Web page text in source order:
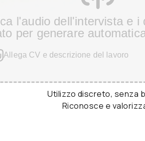
l'audio dell'intervista e i
per generare
Allega CV e descrizione del lavoro
Utilizzo discreto, senza
Riconosce e